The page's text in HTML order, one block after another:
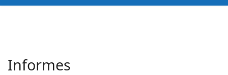
Informes